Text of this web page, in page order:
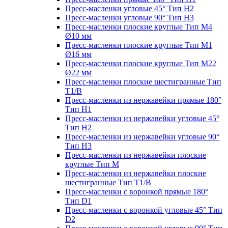
Пресс-масленки угловые 45° Тип H2
Пресс-масленки угловые 90° Тип H3
Пресс-масленки плоские круглые Тип M4
Ø10 мм
Пресс-масленки плоские круглые Тип M1
Ø16 мм
Пресс-масленки плоские круглые Тип M22
Ø22 мм
Пресс-масленки плоские шестигранные Тип
T1/B
Пресс-масленки из нержавейки прямые 180°
Тип H1
Пресс-масленки из нержавейки угловые 45°
Тип H2
Пресс-масленки из нержавейки угловые 90°
Тип H3
Пресс-масленки из нержавейки плоские
круглые Тип M
Пресс-масленки из нержавейки плоские
шестигранные Тип T1/B
Пресс-масленки с воронкой прямые 180°
Тип D1
Пресс-масленки с воронкой угловые 45° Тип
D2